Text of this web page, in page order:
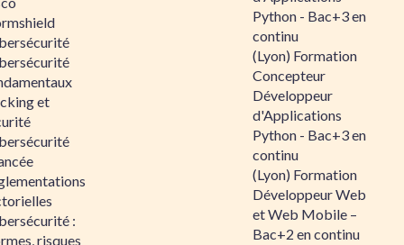
et
:
risques
Python - Bac+3 en
continu
(Lyon) Formation
Concepteur
Développeur
d'Applications
Python - Bac+3 en
continu
(Lyon) Formation
Développeur Web
et Web Mobile –
Bac+2 en continu